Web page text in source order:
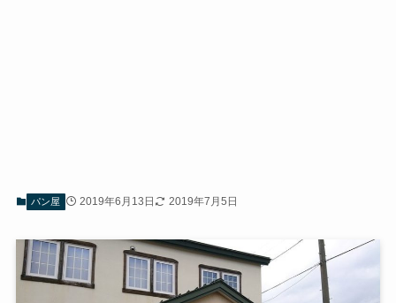
パン屋 2019年6月13日 2019年7月5日